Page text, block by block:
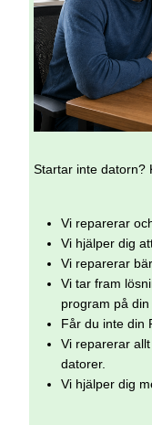
Startar inte datorn?
Vi reparerar
Vi hjälper dig
Vi reparerar
Vi tar fram
program på din
Får du inte din
Vi reparerar
datorer.
Vi hjälper dig